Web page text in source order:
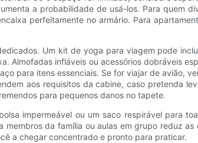
a probabilidade de usá-los. Para quem
perfeitamente no armário. Para
Um kit de yoga para viagem pode
Almofadas infláveis ​​ou acessórios dobráveis
para itens essenciais. Se for viajar de avião,
aos requisitos da cabine, caso pretenda
para pequenos danos no tapete.
impermeável ou um saco respirável para
da família ou aulas em grupo reduz
a chegar concentrado e pronto para praticar.